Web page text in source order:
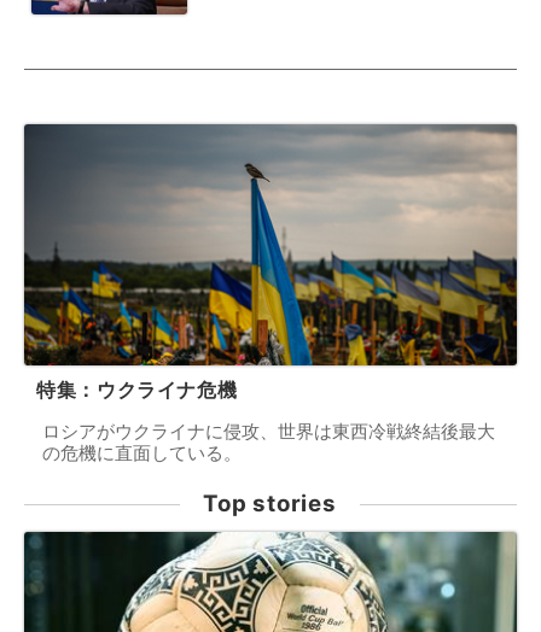
特集：ウクライナ危機
ロシアがウクライナに侵攻、世界は東西冷戦終結後最大
の危機に直面している。
Top stories